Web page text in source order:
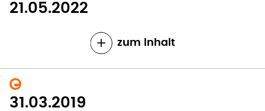
21.05.2022
zum Inhalt
31.03.2019